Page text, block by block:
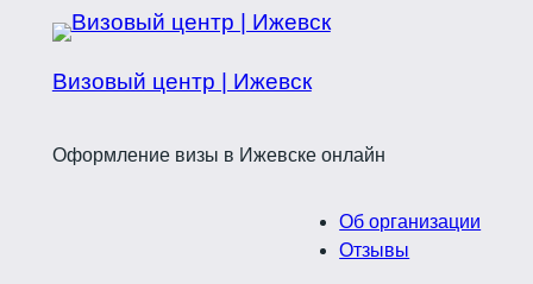
Визовый центр | Ижевск
Оформление визы в Ижевске онлайн
Об организации
Отзывы